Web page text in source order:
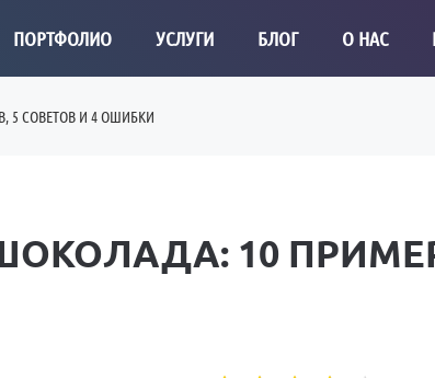
ПОРТФОЛИО УСЛУГИ БЛОГ О НАС
5 СОВЕТОВ И 4 ОШИБКИ
10